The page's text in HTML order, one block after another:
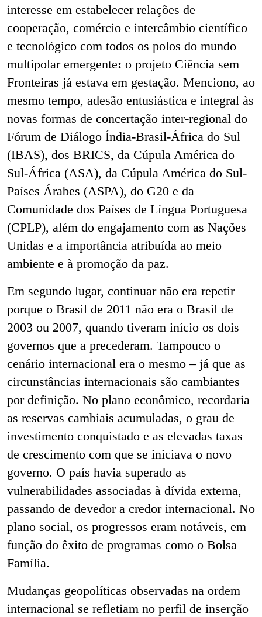
interesse em estabelecer relações de
cooperação, comércio e intercâmbio científico
e tecnológico com todos os polos do mundo
multipolar emergente: o projeto Ciência sem
Fronteiras já estava em gestação. Menciono, ao
mesmo tempo, adesão entusiástica e integral às
novas formas de concertação inter-regional do
Fórum de Diálogo Índia-Brasil-África do Sul
(IBAS), dos BRICS, da Cúpula América do
Sul-África (ASA), da Cúpula América do Sul-
Países Árabes (ASPA), do G20 e da
Comunidade dos Países de Língua Portuguesa
(CPLP), além do engajamento com as Nações
Unidas e a importância atribuída ao meio
ambiente e à promoção da paz.
Em segundo lugar, continuar não era repetir
porque o Brasil de 2011 não era o Brasil de
2003 ou 2007, quando tiveram início os dois
governos que a precederam. Tampouco o
cenário internacional era o mesmo – já que as
circunstâncias internacionais são cambiantes
por definição. No plano econômico, recordaria
as reservas cambiais acumuladas, o grau de
investimento conquistado e as elevadas taxas
de crescimento com que se iniciava o novo
governo. O país havia superado as
vulnerabilidades associadas à dívida externa,
passando de devedor a credor internacional. No
plano social, os progressos eram notáveis, em
função do êxito de programas como o Bolsa
Família.
Mudanças geopolíticas observadas na ordem
internacional se refletiam no perfil de inserção